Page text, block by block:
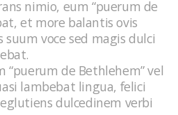
nimio, eum “puerum de
et more balantis ovis
suum voce sed magis dulci
“puerum de Bethlehem” vel
lambebat lingua, felici
dulcedinem verbi